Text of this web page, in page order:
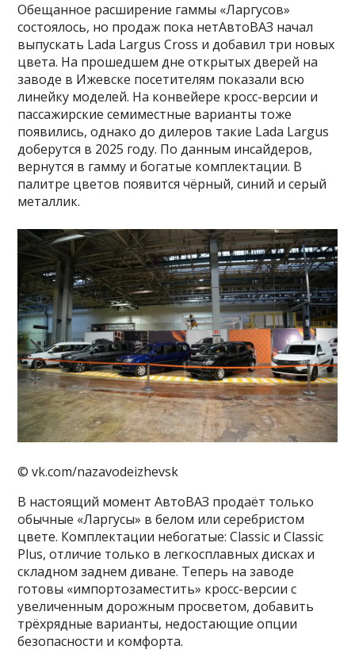
Обещанное расширение гаммы «Ларгусов»
состоялось, но продаж пока нетАвтоВАЗ начал
выпускать Lada Largus Cross и добавил три новых
цвета. На прошедшем дне открытых дверей на
заводе в Ижевске посетителям показали всю
линейку моделей. На конвейере кросс-версии и
пассажирские семиместные варианты тоже
появились, однако до дилеров такие Lada Largus
доберутся в 2025 году. По данным инсайдеров,
вернутся в гамму и богатые комплектации. В
палитре цветов появится чёрный, синий и серый
металлик.
© vk.com/nazavodeizhevsk
В настоящий момент АвтоВАЗ продаёт только
обычные «Ларгусы» в белом или серебристом
цвете. Комплектации небогатые: Classic и Classic
Plus, отличие только в легкосплавных дисках и
складном заднем диване. Теперь на заводе
готовы «импортозаместить» кросс-версии с
увеличенным дорожным просветом, добавить
трёхрядные варианты, недостающие опции
безопасности и комфорта.